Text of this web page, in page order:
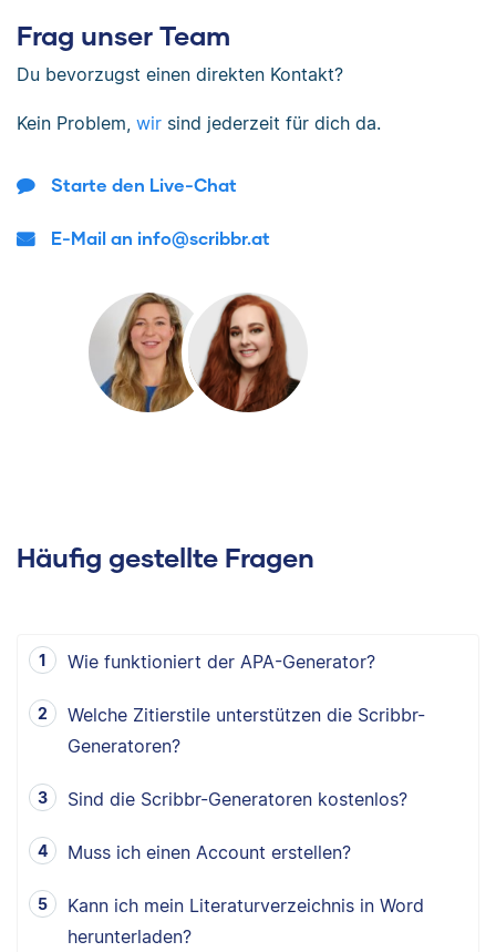
Frag unser Team
Du bevorzugst einen direkten Kontakt?
Kein Problem, wir sind jederzeit für dich da.
Starte den Live-Chat
E-Mail an info@scribbr.at
Häufig gestellte Fragen
Wie funktioniert der APA-Generator?
Welche Zitierstile unterstützen die Scribbr-
Generatoren?
Sind die Scribbr-Generatoren kostenlos?
Muss ich einen Account erstellen?
Kann ich mein Literaturverzeichnis in Word
herunterladen?